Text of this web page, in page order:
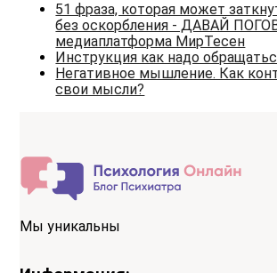
51 фраза, которая может
без оскорбления - ДАВАЙ
медиаплатформа МирТесен
Инструкция как надо
Негативное мышление. Как
свои мысли?
Мы уникальны